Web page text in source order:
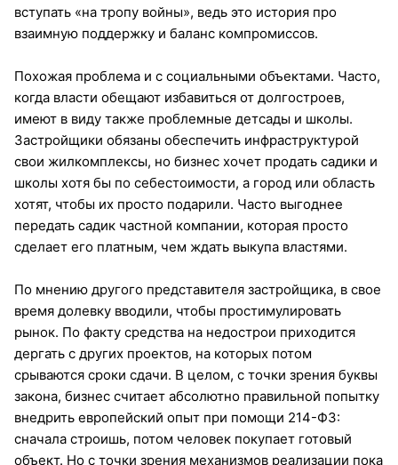
вступать «на тропу войны», ведь это история про
взаимную поддержку и баланс компромиссов.
Похожая проблема и с социальными объектами. Часто,
когда власти обещают избавиться от долгостроев,
имеют в виду также проблемные детсады и школы.
Застройщики обязаны обеспечить инфраструктурой
свои жилкомплексы, но бизнес хочет продать садики и
школы хотя бы по себестоимости, а город или область
хотят, чтобы их просто подарили. Часто выгоднее
передать садик частной компании, которая просто
сделает его платным, чем ждать выкупа властями.
По мнению другого представителя застройщика, в свое
время долевку вводили, чтобы простимулировать
рынок. По факту средства на недострои приходится
дергать с других проектов, на которых потом
срываются сроки сдачи. В целом, с точки зрения буквы
закона, бизнес считает абсолютно правильной попытку
внедрить европейский опыт при помощи 214-ФЗ:
сначала строишь, потом человек покупает готовый
объект. Но с точки зрения механизмов реализации пока